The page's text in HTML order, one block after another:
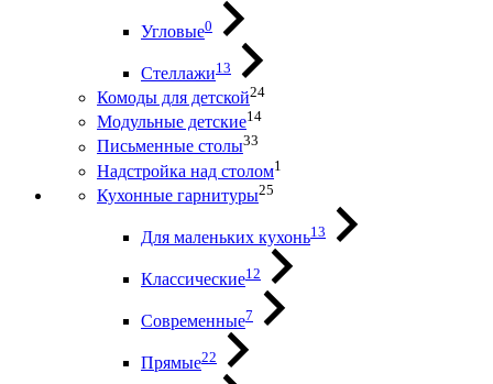
Угловые0
Стеллажи13
Комоды для детской24
Модульные детские14
Письменные столы33
Надстройка над столом1
Кухонные гарнитуры25
Для маленьких кухонь13
Классические12
Современные7
Прямые22